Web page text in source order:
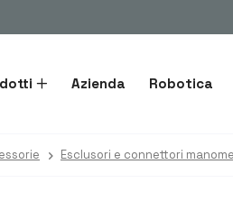
Azienda Robotica
Esclusori e connettori